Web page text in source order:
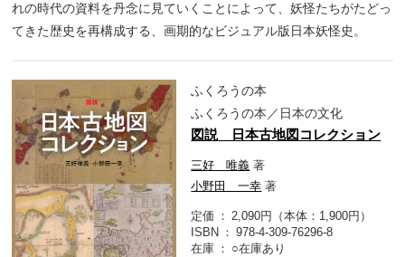
れの時代の資料を丹念に見ていくことによって、妖怪たちがたどっ
てきた歴史を再構成する、画期的なビジュアル版日本妖怪史。
ふくろうの本
ふくろうの本／日本の文化
図説 日本古地図コレクション
三好 唯義 著
小野田 一幸 著
定価
2,090円（本体：1,900円）
ISBN
978-4-309-76296-8
在庫
○在庫あり